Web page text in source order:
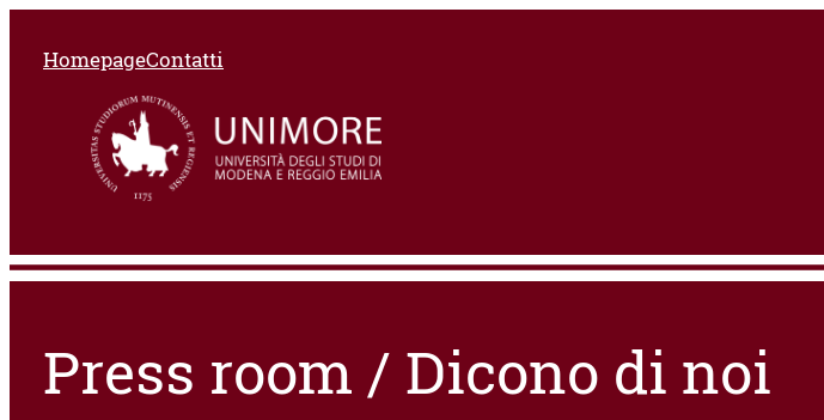
HomepageContatti
Press room / Dicono di noi